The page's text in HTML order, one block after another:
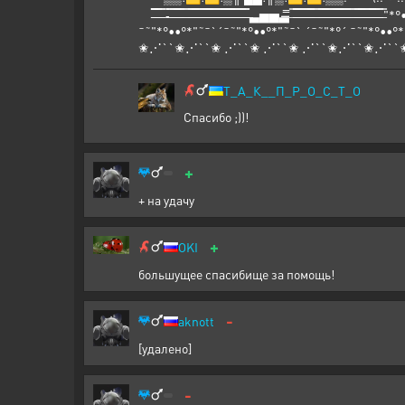
̶̿-̶̶̿̿ ̶̿ ̶̶̶̶̿̿̿̿ ̶̶̿̿ ̶̿ ̶̿ ̶̶̿̿ ̶̶̶̿̿̿ ̶̿ ̶̶̿̿ ̶̶̿̿ ̶̶̶̿̿̿ ̶̿ ̶̶̿̿ ̶̿ ̶̶̶̶̿̿̿̿ ̶̶̿̿ ̶̶̶̶̿̿̿̿ ̶̿ ̶̶̿̿ ̶̿ ̶̶̿̿ ̶▃▅▅▃̶̶̿̿
¯˜"*°••°*"˜¯`´¯˜"*°••°*"˜¯` ´¯˜"*°´
✬⋰``✬⋰``✬ ⋰``✬ ⋰``✬ ⋰``✬⋰``✬⋰``✬
Т_А_К__П_Р_О_С_Т_О
Спасибо ;))!
+
+ на удачу
OKI +
большущее спасибище за помощь!
aknott -
[удалено]
-